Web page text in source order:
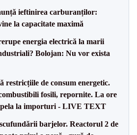
ieftinirea carburanților:
la capacitate maximă
energia electrică la marii
Bolojan: Nu vor exista
restricțiile de consum energetic.
fosili, repornite. La ore
la importuri - LIVE TEXT
barjelor. Reactorul 2 de